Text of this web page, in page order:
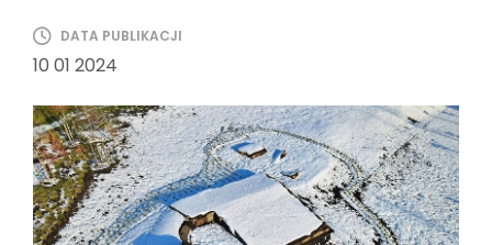
DATA PUBLIKACJI
10 01 2024